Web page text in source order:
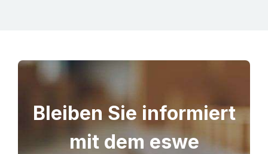
Bleiben Sie informiert
mit dem eswe